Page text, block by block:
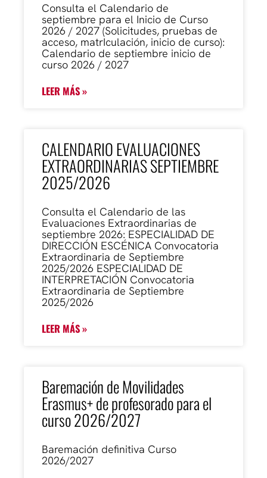
Consulta el Calendario de
septiembre para el Inicio de Curso
2026 / 2027 (Solicitudes, pruebas de
acceso, matrIculación, inicio de curso):
Calendario de septiembre inicio de
curso 2026 / 2027
LEER MÁS »
CALENDARIO EVALUACIONES
EXTRAORDINARIAS SEPTIEMBRE
2025/2026
Consulta el Calendario de las
Evaluaciones Extraordinarias de
septiembre 2026: ESPECIALIDAD DE
DIRECCIÓN ESCÉNICA Convocatoria
Extraordinaria de Septiembre
2025/2026 ESPECIALIDAD DE
INTERPRETACIÓN Convocatoria
Extraordinaria de Septiembre
2025/2026
LEER MÁS »
Baremación de Movilidades
Erasmus+ de profesorado para el
curso 2026/2027
Baremación definitiva Curso
2026/2027